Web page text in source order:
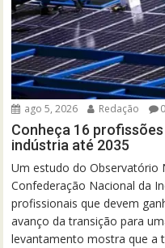
ago 5, 2026 Redação 0
Conheça 16
indústria até 2035
Um estudo do Observatório
Confederação Nacional da
profissionais que devem
avanço da transição para
levantamento mostra que a